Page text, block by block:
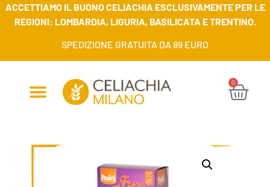
ACCETTIAMO IL BUONO CELIACHIA ESCLUSIVAMENTE PER LE
REGIONI: LOMBARDIA, LIGURIA, BASILICATA E TRENTINO.
SPEDIZIONE GRATUITA DA 89 EURO
0